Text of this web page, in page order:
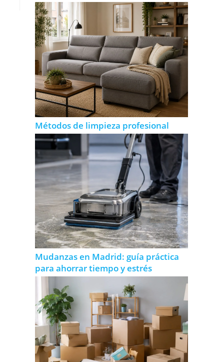
Métodos de limpieza profesional
Mudanzas en Madrid: guía práctica
para ahorrar tiempo y estrés